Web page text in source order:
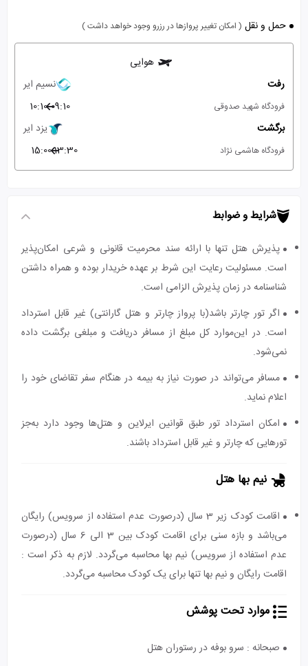
حمل و نقل ( امکان تغییر پروازها در رزرو وجود خواهد داشت )
هوایی
رفت
نسیم ایر
فرودگاه شهید صدوقی 09:10
10:10
برگشت
یزد ایر
فرودگاه هاشمی نژاد 13:30
15:00
شرایط و ضوابط
پذیرش هتل تنها با ارائه سند محرمیت قانونی و شرعی امکان‌پذیر
است. مسئولیت رعایت این شرط بر عهده خریدار بوده و همراه داشتن
شناسنامه در زمان پذیرش الزامی است.
اگر تور چارتر باشد(با پرواز چارتر و هتل گارانتی) غیر قابل استرداد
است. در این‌موارد کل مبلغ از مسافر دریافت و مبلغی برگشت داده
نمی‌شود.
مسافر می‌تواند در صورت نیاز به بیمه در هنگام سفر تقاضای خود را
اعلام نماید.
امکان استرداد تور طبق قوانین ایرلاین و هتل‌ها وجود دارد به‌جز
تورهایی که چارتر و غیر قابل استرداد باشند.
نیم بها هتل
اقامت کودک زیر 3 سال (درصورت عدم استفاده از سرویس) رایگان
می‌باشد و بازه سنی برای اقامت کودک بین 3 الی 6 سال (درصورت
عدم استفاده از سرویس) نیم بها محاسبه می‌گردد. لازم به ذکر است :
اقامت رایگان و نیم بها تنها برای یک کودک محاسبه می‌گردد.
موارد تحت پوشش
صبحانه : سرو بوفه در رستوران هتل